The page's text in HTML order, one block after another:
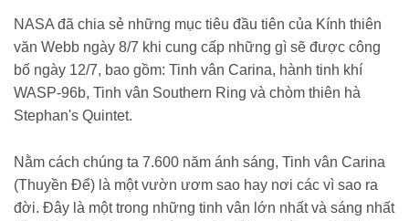
NASA đã chia sẻ những mục tiêu đầu tiên của Kính thiên
văn Webb ngày 8/7 khi cung cấp những gì sẽ được công
bố ngày 12/7, bao gồm: Tinh vân Carina, hành tinh khí
WASP-96b, Tinh vân Southern Ring và chòm thiên hà
Stephan's Quintet.
Nằm cách chúng ta 7.600 năm ánh sáng, Tinh vân Carina
(Thuyền Để) là một vườn ươm sao hay nơi các vì sao ra
đời. Đây là một trong những tinh vân lớn nhất và sáng nhất